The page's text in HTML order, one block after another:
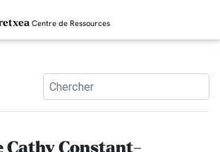
Centre de Ressources